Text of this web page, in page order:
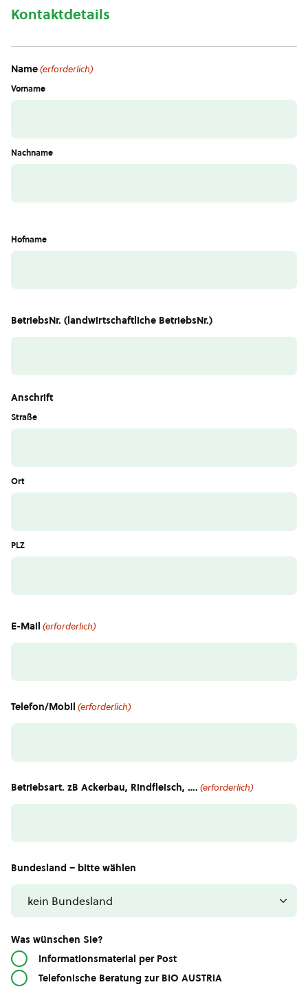
Kontaktdetails
Name(erforderlich)
Vorname
Nachname
Hofname
BetriebsNr. (landwirtschaftliche BetriebsNr.)
Anschrift
Straße
Ort
PLZ
E-Mail (erforderlich)
Telefon/Mobil (erforderlich)
Betriebsart. zB Ackerbau, Rindfleisch, …. (erforderlich)
Bundesland – bitte wählen
Was wünschen Sie?
Informationsmaterial per Post
Telefonische Beratung zur BIO AUSTRIA